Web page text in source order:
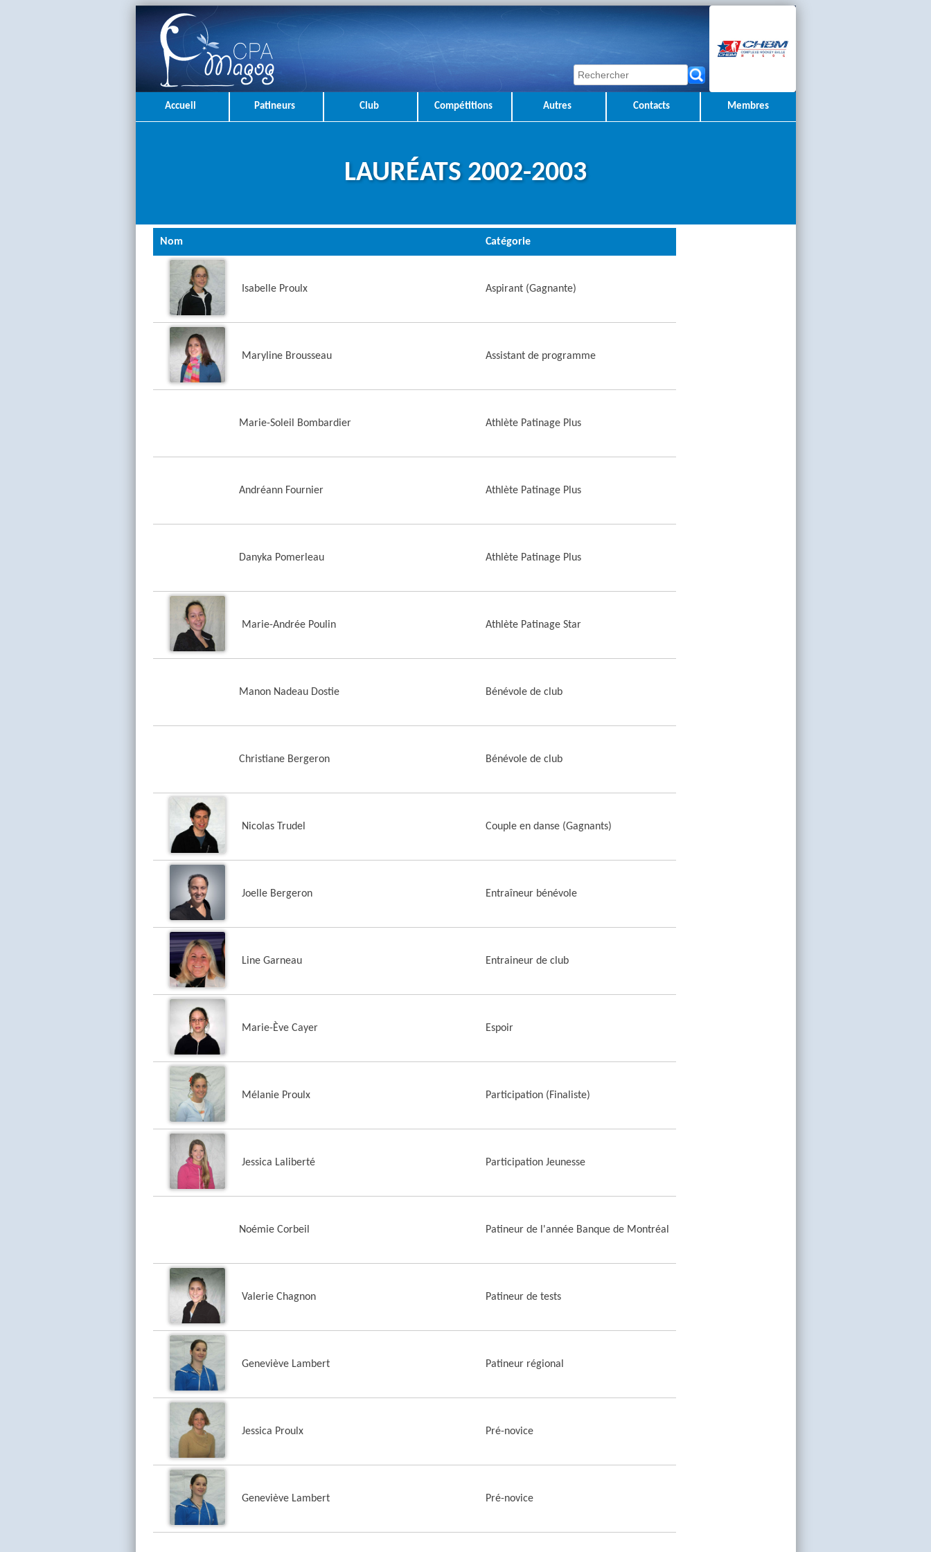
Accueil Patineurs Club Compétitions Autres Contacts Membres
LAURÉATS 2002-2003
Nom Catégorie
Isabelle Proulx Aspirant (Gagnante)
Maryline Brousseau Assistant de programme
Marie-Soleil Bombardier Athlète Patinage Plus
Andréann Fournier Athlète Patinage Plus
Danyka Pomerleau Athlète Patinage Plus
Marie-Andrée Poulin Athlète Patinage Star
Manon Nadeau Dostie Bénévole de club
Christiane Bergeron Bénévole de club
Nicolas Trudel Couple en danse (Gagnants)
Joelle Bergeron Entraîneur bénévole
Line Garneau Entraineur de club
Marie-Ève Cayer Espoir
Mélanie Proulx Participation (Finaliste)
Jessica Laliberté Participation Jeunesse
Noémie Corbeil Patineur de l'année Banque de Montréal
Valerie Chagnon Patineur de tests
Geneviève Lambert Patineur régional
Jessica Proulx Pré-novice
Geneviève Lambert Pré-novice